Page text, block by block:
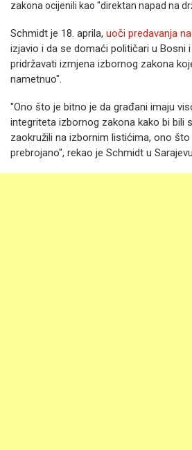
zakona ocijenili kao "direktan napad na
Schmidt je 18. aprila, uoči predavanja
izjavio i da se domaći političari u Bosni
pridržavati izmjena izbornog zakona
nametnuo".
"Ono što je bitno je da građani imaju
integriteta izbornog zakona kako bi bili
zaokružili na izbornim listićima, ono
prebrojano", rekao je Schmidt u